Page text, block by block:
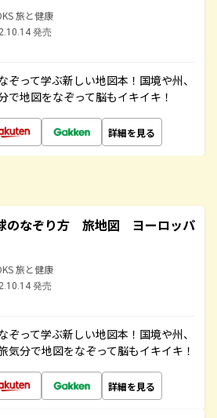
旅と健康
発売
ぞって学ぶ新しい地図本！国境や州、
で地図をなぞって脳もイキイキ！
詳細を見る
のなぞり方 旅地図 ヨーロッパ
旅と健康
発売
ぞって学ぶ新しい地図本！国境や州、
気分で地図をなぞって脳もイキイキ！
詳細を見る